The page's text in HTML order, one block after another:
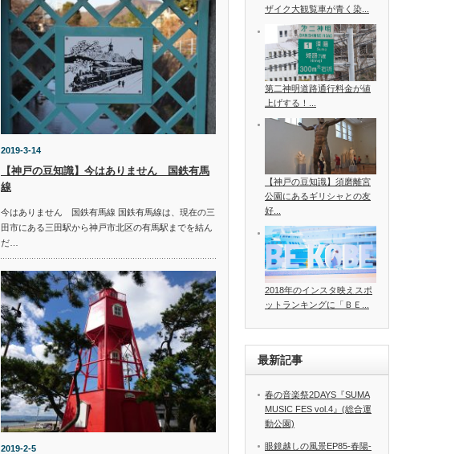
2019-3-14
【神戸の豆知識】今はありません 国鉄有馬
線
今はありません 国鉄有馬線 国鉄有馬線は、現在の三
田市にある三田駅から神戸市北区の有馬駅までを結ん
だ…
2019-2-5
ザイク大観覧車が青く染...
第二神明道路通行料金が値
上げする！...
【神戸の豆知識】須磨離宮
公園にあるギリシャとの友
好...
2018年のインスタ映えスポ
ットランキングに「ＢＥ...
最新記事
春の音楽祭2DAYS『SUMA
MUSIC FES vol.4』(総合運
動公園)
眼鏡越しの風景EP85-春陽-